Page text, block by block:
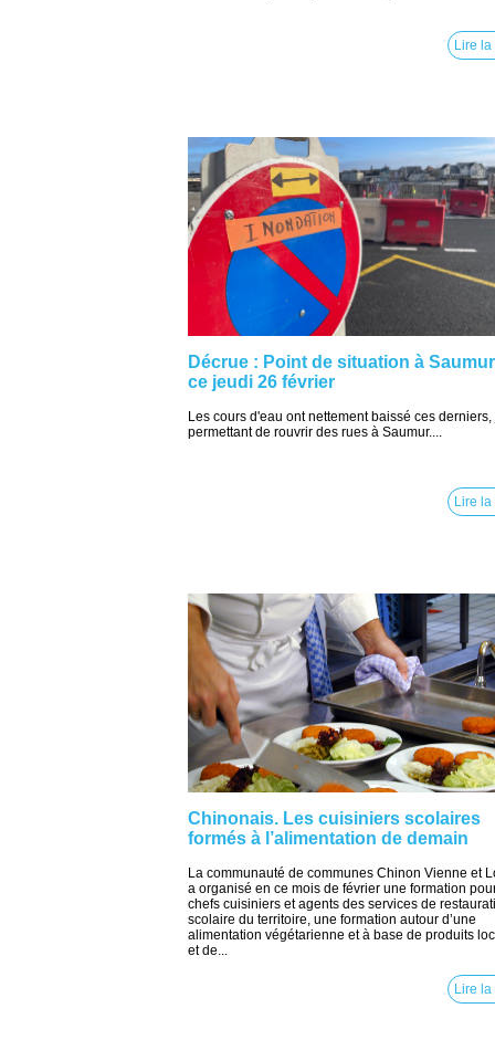
Lire la
Décrue : Point de situation à
ce jeudi 26 février
Les cours d'eau ont nettement baissé ces derniers,
permettant de rouvrir des rues à Saumur....
Lire la
Chinonais. Les cuisiniers scolaires
formés à l’alimentation de demain
La communauté de communes Chinon Vienne et
a organisé en ce mois de février une formation
chefs cuisiniers et agents des services de
scolaire du territoire, une formation autour d’une
alimentation végétarienne et à base de produits
et de...
Lire la